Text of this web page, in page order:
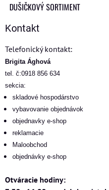
DUŠIČKOVÝ SORTIMENT
Kontakt
Telefonický kontakt:
Brigita Ághová
tel. č:0918 856 634
sekcia:
skladové hospodárstvo
vybavovanie objednávok
objednavky e-shop
reklamacie
Maloobchod
objednávky e-shop
Otváracie hodiny: